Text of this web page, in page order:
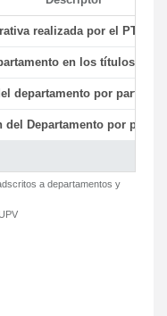
realizada por el PTGAS
en los títulos de
departamento por parte
Departamento por parte
a departamentos y